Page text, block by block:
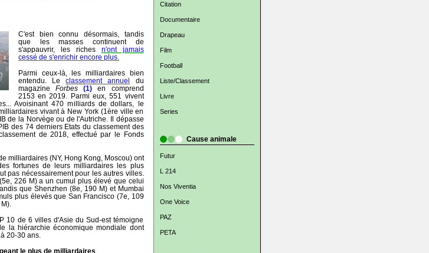
Citation
Documentaire
Drapeau
Film
Football
Liste/Classement
Livre
Series
Cause animale
Futur
L 214
Nos Viventia
One Voice
PAZ
PETA
C'est bien connu désormais, tandis
que les masses continuent de
s'appauvrir, les riches n'ont jamais
cessé de s'enrichir encore plus.
Parmi ceux-là, les milliardaires bien
entendu. Leclassement annuel
du
magazineForbes(1)en comprend
2153en 2019. Parmi eux, 551 vivent
Avoisinant 470 milliards de dollars, le
vivant à New York (1ère ville en
de la Norvège ou de l'Autriche. Il dépasse
des 74 derniers Etats du classement des
de 2018, effectué par le Fonds
milliardaires (NY, Hong Kong, Moscou) ont
fortunes de leurs milliardaires les plus
pas nécessairement pour les autres villes.
226 M) a un cumul plus élevé que celui
que Shenzhen (8e, 190 M) et Mumbai
plus élevés que San Francisco (7e, 109
10 de 6 villes d'Asie du Sud-est témoigne
la hiérarchie économique mondiale dont
20-30 ans.
le plus de milliardaires